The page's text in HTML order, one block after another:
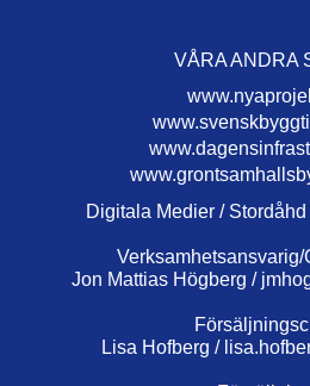
VÅRA ANDRA
Digitala Medier /
Verksamhetsansvarig/
Jon Mattias Högberg /
Lisa Hofberg /